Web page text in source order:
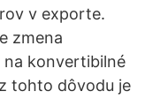
v exporte.
zmena
konvertibilné
tohto dôvodu je